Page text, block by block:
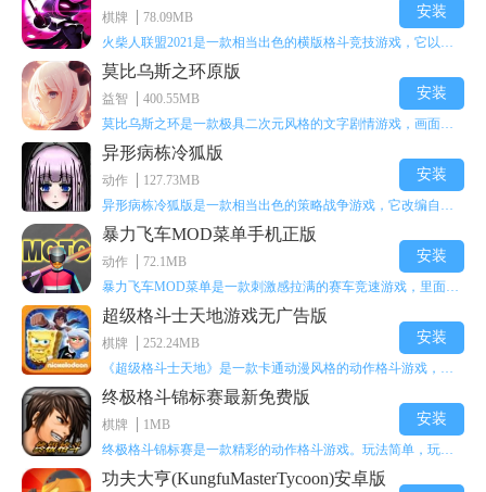
棋牌
78.09MB
安装
莫比乌斯之环原版
益智
400.55MB
安装
异形病栋冷狐版
动作
127.73MB
安装
暴力飞车MOD菜单手机正版
动作
72.1MB
安装
超级格斗士天地游戏无广告版
棋牌
252.24MB
安装
终极格斗锦标赛最新免费版
棋牌
1MB
安装
功夫大亨(KungfuMasterTycoon)安卓版